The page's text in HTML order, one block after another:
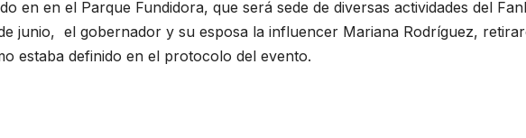
en en el Parque Fundidora, que será sede de diversas actividades del
junio, el gobernador y su esposa la influencer Mariana Rodríguez,
estaba definido en el protocolo del evento.